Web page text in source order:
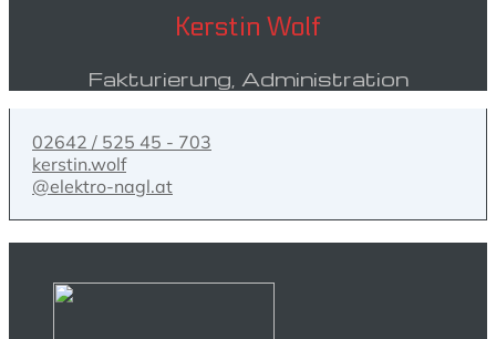
Kerstin Wolf
Fakturierung, Administration
02642 / 525 45 - 703
kerstin.wolf
@elektro-nagl.at